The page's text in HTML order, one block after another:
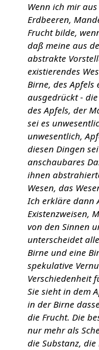
Wenn ich mir
Erdbeeren,
Frucht bilde,
daß meine aus
abstrakte
existierendes
Birne, des Apfels
ausgedrückt -
des Apfels, der
sei es
unwesentlich,
diesen Dingen
anschaubares
ihnen
Wesen, das
Ich erkläre dann
Existenzweisen,
von den Sinnen
unterscheidet
Birne und eine
spekulative
Verschiedenheit
Sie sieht in dem
in der Birne
die Frucht. Die
nur mehr als
die Substanz, die